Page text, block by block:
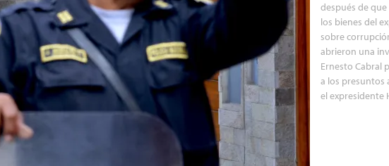
después de
los bienes del
sobre
abrieron una
Ernesto Cabral
a los presuntos
el expresidente